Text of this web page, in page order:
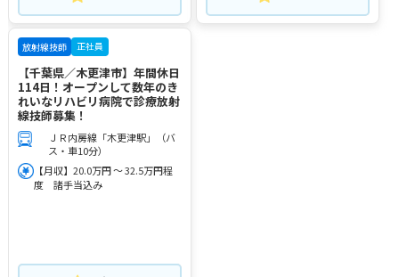
放射線技師 正社員
【千葉県／木更津市】年間休日
114日！オープンして数年のき
れいなリハビリ病院で診療放射
線技師募集！
ＪＲ内房線「木更津駅」（バ
ス・車10分）
【月収】20.0万円 ～ 32.5万円程
度 諸手当込み